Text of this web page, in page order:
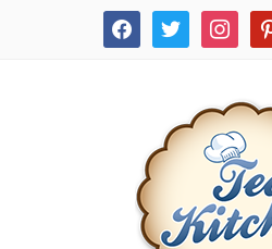
facebooktwitter instagram